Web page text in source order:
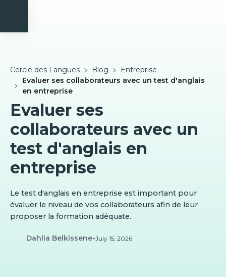
Cercle des Langues Blog
Entreprise
Evaluer ses collaborateurs avec un test d'anglais
en entreprise
Evaluer ses
collaborateurs avec un
test d'anglais en
entreprise
Le test d'anglais en entreprise est important pour
évaluer le niveau de vos collaborateurs afin de leur
proposer la formation adéquate.
Dahlia Belkissene-July 15, 2026